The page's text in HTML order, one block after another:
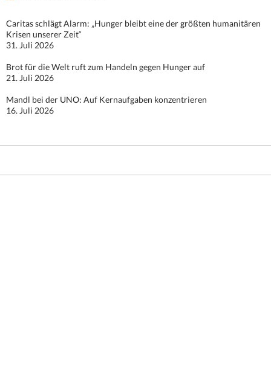
Caritas schlägt Alarm: „Hunger bleibt eine der größten humanitären
Krisen unserer Zeit“
31. Juli 2026
Brot für die Welt ruft zum Handeln gegen Hunger auf
21. Juli 2026
Mandl bei der UNO: Auf Kernaufgaben konzentrieren
16. Juli 2026